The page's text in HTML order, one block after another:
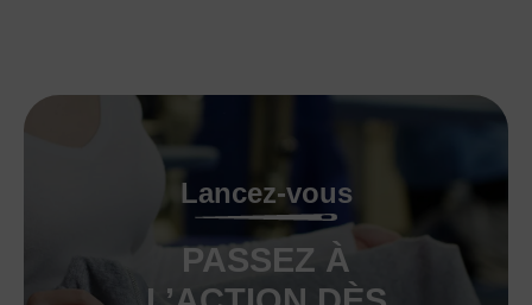
Lancez-vous
PASSEZ À